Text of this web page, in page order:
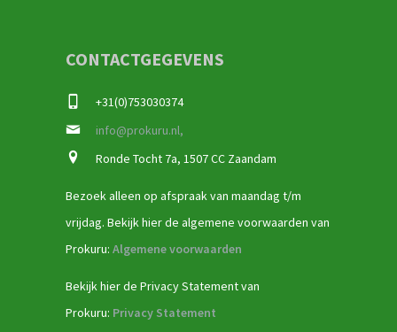
CONTACTGEGEVENS
+31(0)753030374
info@prokuru.nl,
Ronde Tocht 7a, 1507 CC Zaandam
Bezoek alleen op afspraak van maandag t/m
vrijdag. Bekijk hier de algemene voorwaarden van
Prokuru: Algemene voorwaarden
Bekijk hier de Privacy Statement van
Prokuru: Privacy Statement